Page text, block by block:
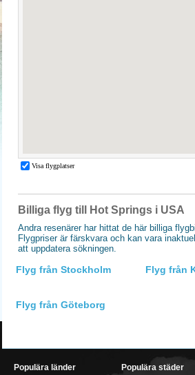
Billiga flyg till Hot Springs i USA
Andra resenärer har hittat de här billiga
Flygpriser är färskvara och kan vara
att uppdatera sökningen.
Flyg från Stockholm Flyg från
Flyg från Göteborg
Populära länder
Populära städer